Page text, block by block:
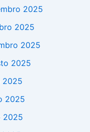
2025
2025
2025
2025
2025
2025
2025